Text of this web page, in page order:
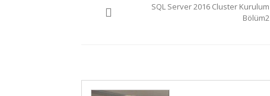
gezinmesiSQL Server 2016 Cluster Kurulum
Bölüm2